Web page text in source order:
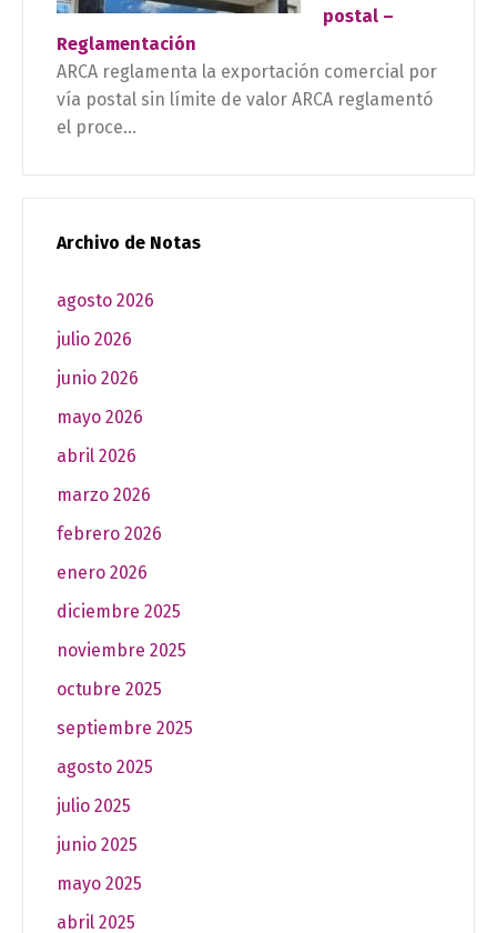
postal –
Reglamentación
ARCA reglamenta la exportación comercial por
vía postal sin límite de valor ARCA reglamentó
el proce...
Archivo de Notas
agosto 2026
julio 2026
junio 2026
mayo 2026
abril 2026
marzo 2026
febrero 2026
enero 2026
diciembre 2025
noviembre 2025
octubre 2025
septiembre 2025
agosto 2025
julio 2025
junio 2025
mayo 2025
abril 2025